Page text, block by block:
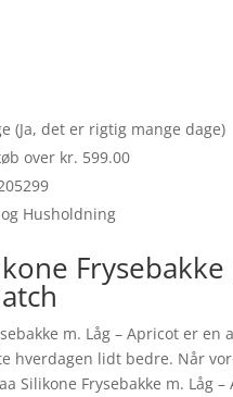
(Ja, det er rigtig mange dage)
over kr. 599.00
Husholdning
m. Låg – Apricot er
hverdagen lidt bedre. Når
Silikone Frysebakke m. Låg